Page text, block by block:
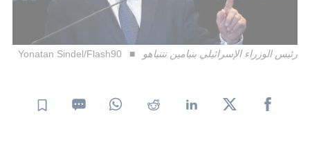
رئيس الوزراء الإسرائيلي بنيامين نتنياهو Yonatan Sindel/Flash90